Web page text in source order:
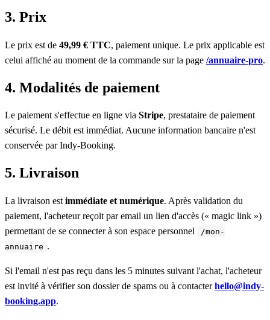
3. Prix
Le prix est de 49,99 € TTC, paiement unique. Le prix applicable est
celui affiché au moment de la commande sur la page /annuaire-pro.
4. Modalités de paiement
Le paiement s'effectue en ligne via Stripe, prestataire de paiement
sécurisé. Le débit est immédiat. Aucune information bancaire n'est
conservée par Indy-Booking.
5. Livraison
La livraison est immédiate et numérique. Après validation du
paiement, l'acheteur reçoit par email un lien d'accès (« magic link »)
permettant de se connecter à son espace personnel
/mon-
annuaire .
Si l'email n'est pas reçu dans les 5 minutes suivant l'achat, l'acheteur
est invité à vérifier son dossier de spams ou à contacterhello@indy-
booking.app.